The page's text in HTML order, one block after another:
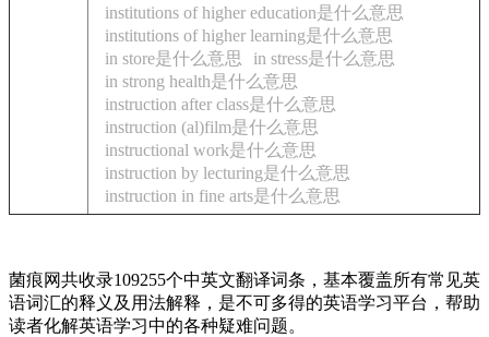
institutions of higher education是什么意思
institutions of higher learning是什么意思
in store是什么意思
in stress是什么意思
in strong health是什么意思
instruction after class是什么意思
instruction (al)film是什么意思
instructional work是什么意思
instruction by lecturing是什么意思
instruction in fine arts是什么意思
菌痕网共收录109255个中英文翻译词条，基本覆盖所有常见英
语词汇的释义及用法解释，是不可多得的英语学习平台，帮助
读者化解英语学习中的各种疑难问题。